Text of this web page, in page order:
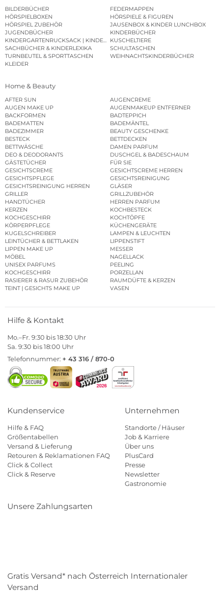
BILDERBÜCHER
FEDERMAPPEN
HÖRSPIELBOXEN
HÖRSPIELE & FIGUREN
HÖRSPIEL ZUBEHÖR
JAUSENBOX & KINDER LUNCHBOX
JUGENDBÜCHER
KINDERBÜCHER
KINDERGARTENRUCKSACK | KINDERGARTENBEUTEL
KUSCHELTIERE
SACHBÜCHER & KINDERLEXIKA
SCHULTASCHEN
TURNBEUTEL & SPORTTASCHEN
WEIHNACHTSKINDERBÜCHER
KLEIDER
Home & Beauty
AFTER SUN
AUGENCREME
AUGEN MAKE UP
AUGENMAKEUP ENTFERNER
BACKFORMEN
BADTEPPICH
BADEMATTEN
BADEMÄNTEL
BADEZIMMER
BEAUTY GESCHENKE
BESTECK
BETTDECKEN
BETTWÄSCHE
DAMEN PARFUM
DEO & DEODORANTS
DUSCHGEL & BADESCHAUM
GÄSTETÜCHER
FÜR SIE
GESICHTSCREME
GESICHTSCREME HERREN
GESICHTSPFLEGE
GESICHTSREINIGUNG
GESICHTSREINIGUNG HERREN
GLÄSER
GRILLER
GRILLZUBEHÖR
HANDTÜCHER
HERREN PARFUM
KERZEN
KOCHBESTECK
KOCHGESCHIRR
KOCHTÖPFE
KÖRPERPFLEGE
KÜCHENGERÄTE
KUGELSCHREIBER
LAMPEN & LEUCHTEN
LEINTÜCHER & BETTLAKEN
LIPPENSTIFT
LIPPEN MAKE UP
MESSER
MÖBEL
NAGELLACK
UNISEX PARFUMS
PEELING
KOCHGESCHIRR
PORZELLAN
RASIERER & RASUR ZUBEHÖR
RAUMDÜFTE & KERZEN
TEINT | GESICHTS MAKE UP
VASEN
Hilfe & Kontakt
Mo.–Fr. 9:30 bis 18:30 Uhr
Sa. 9:30 bis 18:00 Uhr
Telefonnummer: + 43 316 / 870-0
Kundenservice
Hilfe & FAQ
Größentabellen
Versand & Lieferung
Retouren & Reklamationen FAQ
Click & Collect
Click & Reserve
Unternehmen
Standorte / Häuser
Job & Karriere
Über uns
PlusCard
Presse
Newsletter
Gastronomie
Unsere Zahlungsarten
Gratis Versand* nach Österreich Internationaler
Versand